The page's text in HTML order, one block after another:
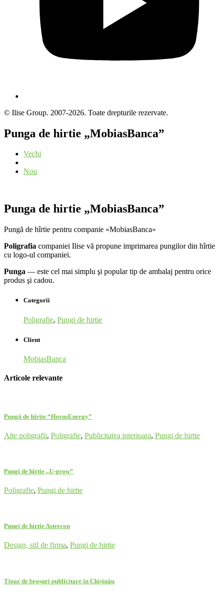
© Ilise Group. 2007-2026. Toate drepturile rezervate.
Punga de hirtie „MobiasBanca”
Vechi
Nou
Punga de hirtie „MobiasBanca”
Pungă de hîrtie pentru companie «MobiasBanca»
Poligrafia companiei Ilise vă propune imprimarea pungilor din hîrtie
cu logo-ul companiei.
Punga — este cel mai simplu şi popular tip de ambalaj pentru orice
produs şi cadou.
Categorii
Poligrafie, Pungi de hirtie
Client
MobiasBanca
Articole relevante
Pungă de hîrtie “HorusEnergy”
Alte poligrafii, Poligrafie, Publicitatea interioara, Pungi de hirtie
Pungi de hîrtie „U-grow”
Poligrafie, Pungi de hirtie
Pungi de hirtie Astercon
Design, stil de firma, Pungi de hirtie
Tipar de broșuri publicitare în Chișinău